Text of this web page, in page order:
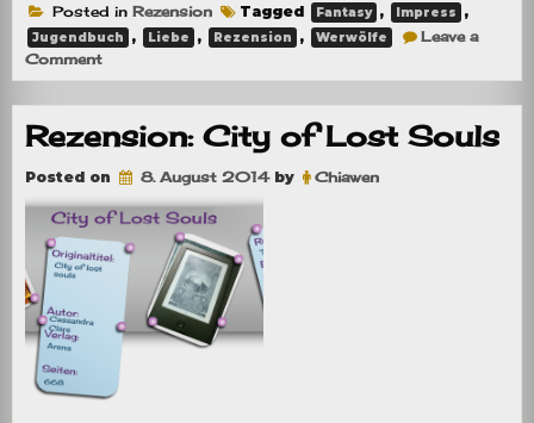
Posted in Rezension Tagged Fantasy , Impress ,
Jugendbuch , Liebe , Rezension , Werwölfe
Leave a
Commenton
2
Rezension: City of Lost Souls
Posted on 8. August 2014by Chiawen